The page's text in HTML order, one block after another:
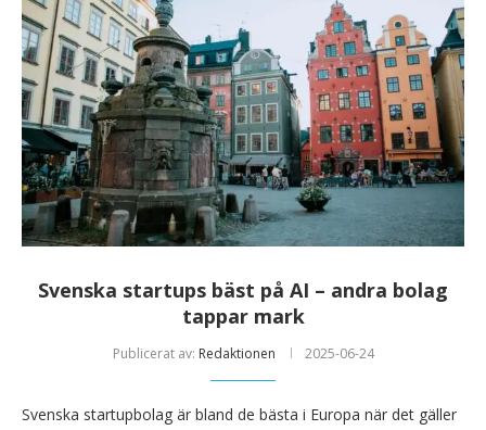
Svenska startups bäst på AI – andra bolag
tappar mark
Publicerat av: Redaktionen 2025-06-24
Svenska startupbolag är bland de bästa i Europa när det gäller